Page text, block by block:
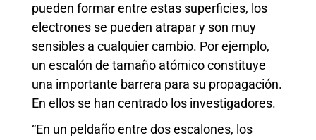
pueden formar entre estas superficies, los
electrones se pueden atrapar y son muy
sensibles a cualquier cambio. Por ejemplo,
un escalón de tamaño atómico constituye
una importante barrera para su propagación.
En ellos se han centrado los investigadores.
“En un peldaño entre dos escalones, los